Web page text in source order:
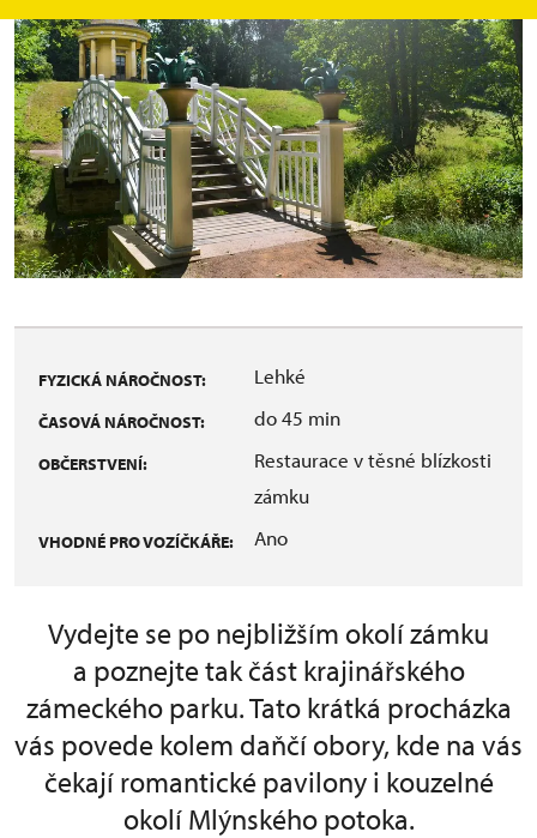
FYZICKÁ NÁROČNOST: Lehké
ČASOVÁ NÁROČNOST: do 45 min
OBČERSTVENÍ:
Restaurace v těsné blízkosti
zámku
VHODNÉ PRO VOZÍČKÁŘE: Ano
Vydejte se po nejbližším okolí zámku
a poznejte tak část krajinářského
zámeckého parku. Tato krátká procházka
vás povede kolem daňčí obory, kde na vás
čekají romantické pavilony i kouzelné
okolí Mlýnského potoka.